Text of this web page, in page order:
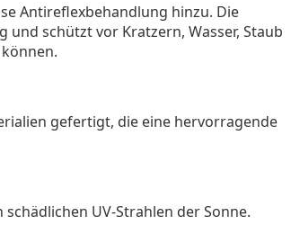
Antireflexbehandlung hinzu. Die
schützt vor Kratzern, Wasser, Staub
gefertigt, die eine hervorragende
UV-Strahlen der Sonne.